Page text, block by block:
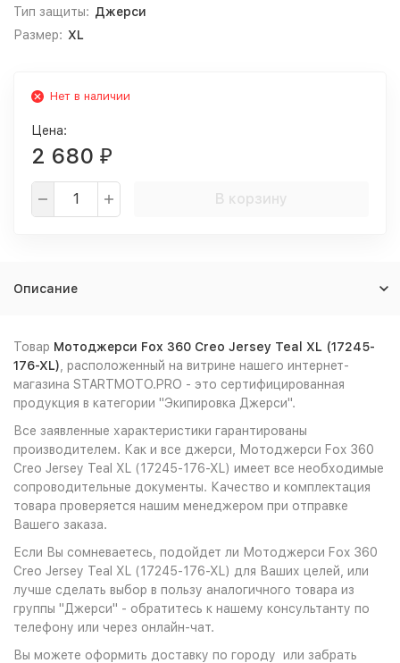
Тип защиты: Джерси
Размер: XL
Нет в наличии
Цена:
2 680 ₽
В корзину
Описание
Товар Мотоджерси Fox 360 Creo Jersey Teal XL (17245-
176-XL) , расположенный на витрине нашего интернет-
магазина STARTMOTO.PRO - это сертифицированная
продукция в категории "Экипировка Джерси".
Все заявленные характеристики гарантированы
производителем. Как и все джерси, Мотоджерси Fox 360
Creo Jersey Teal XL (17245-176-XL) имеет все необходимые
сопроводительные документы. Качество и комплектация
товара проверяется нашим менеджером при отправке
Вашего заказа.
Если Вы сомневаетесь, подойдет ли Мотоджерси Fox 360
Creo Jersey Teal XL (17245-176-XL) для Ваших целей, или
лучше сделать выбор в пользу аналогичного товара из
группы "Джерси" - обратитесь к нашему консультанту по
телефону или через онлайн-чат.
Вы можете оформить доставку по городу или забрать